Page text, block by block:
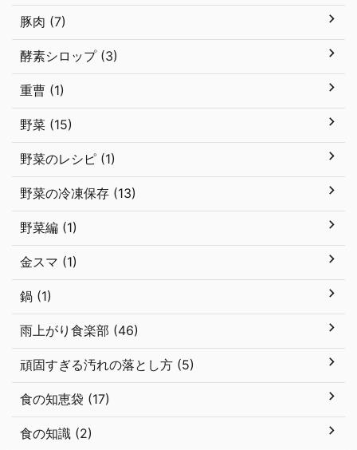
豚肉 (7)
酵素シロップ (3)
重曹 (1)
野菜 (15)
野菜のレシピ (1)
野菜の冷凍保存 (13)
野菜編 (1)
金スマ (1)
鍋 (1)
雨上がり食楽部 (46)
頑固すぎる汚れの落とし方 (5)
食の知恵袋 (17)
食の知識 (2)